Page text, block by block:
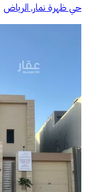
حي ظهرة نمار, الرياض